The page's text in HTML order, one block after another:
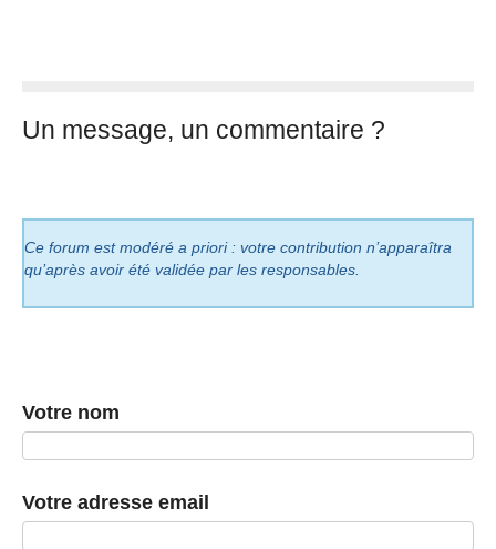
Un message, un commentaire ?
Ce forum est modéré a priori : votre contribution n’apparaîtra
qu’après avoir été validée par les responsables.
Votre nom
Votre adresse email